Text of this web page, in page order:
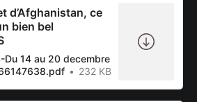
d’Afghanistan, ce
bien bel
Du 14 au 20 decembre
232 KB